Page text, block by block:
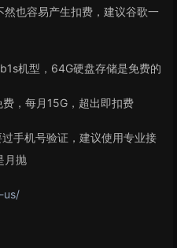
也容易产生扣费，建议谷歌一
机型，64G硬盘存储是免费的
，每月15G，超出即扣费
手机号验证，建议使用专业接
月抛
us/